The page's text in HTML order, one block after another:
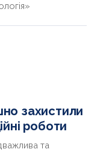
захистили
роботи
та